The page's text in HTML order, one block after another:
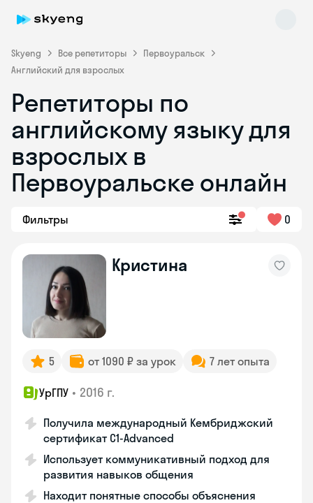
Skyeng Все репетиторы
Первоуральск
Английский для взрослых
Репетиторы по
английскому языку для
взрослых в
Первоуральске онлайн
Фильтры 0
Кристина
5 от 1090 ₽ за урок 7 лет опыта
УрГПУ • 2016 г.
Получила международный Кембриджский
сертификат С1-Advanced
Использует коммуникативный подход для
развития навыков общения
Находит понятные способы объяснения
Skyeng Chat